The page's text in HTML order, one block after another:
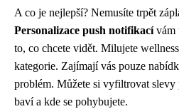
A co je nejlepší? Nemusíte trpět
Personalizace push notifikacívám
to, co chcete vidět. Milujete
kategorie. Zajímají vás pouze
problém. Můžete si vyfiltrovat slevy
baví a kde se pohybujete.